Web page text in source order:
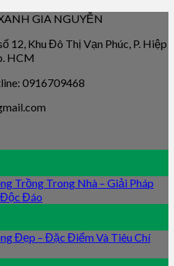
GIA NGUYỄN
12, Khu Đô Thị Vạn Phúc, P. Hiệp
HCM
0916709468
Trồng Trong Nhà – Giải Pháp
Độc Đáo
Đẹp – Đặc Điểm Và Tiêu Chí